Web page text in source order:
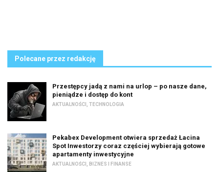
Polecane przez redakcję
Przestępcy jadą z nami na urlop – po nasze dane,
pieniądze i dostęp do kont
AKTUALNOŚCI TECHNOLOGIA
Pekabex Development otwiera sprzedaż Łacina
Spot Inwestorzy coraz częściej wybierają gotowe
apartamenty inwestycyjne
AKTUALNOŚCI BIZNES I FINANSE